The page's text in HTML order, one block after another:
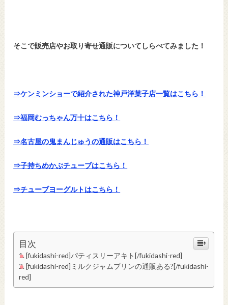
そこで販売店やお取り寄せ通販についてしらべてみました！
⇒ケンミンショーで紹介された神戸洋菓子店一覧はこちら！
⇒福岡むっちゃん万十はこちら！
⇒名古屋の鬼まんじゅうの通販はこちら！
⇒子持ちめかぶチューブはこちら！
⇒チューブヨーグルトはこちら！
目次
[fukidashi-red]パティスリーアキト[/fukidashi-red]
[fukidashi-red]ミルクジャムプリンの通販ある?[/fukidashi-
red]